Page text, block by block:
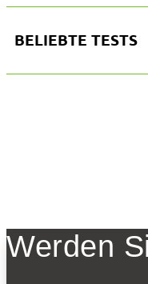
BELIEBTE TESTS
Werden